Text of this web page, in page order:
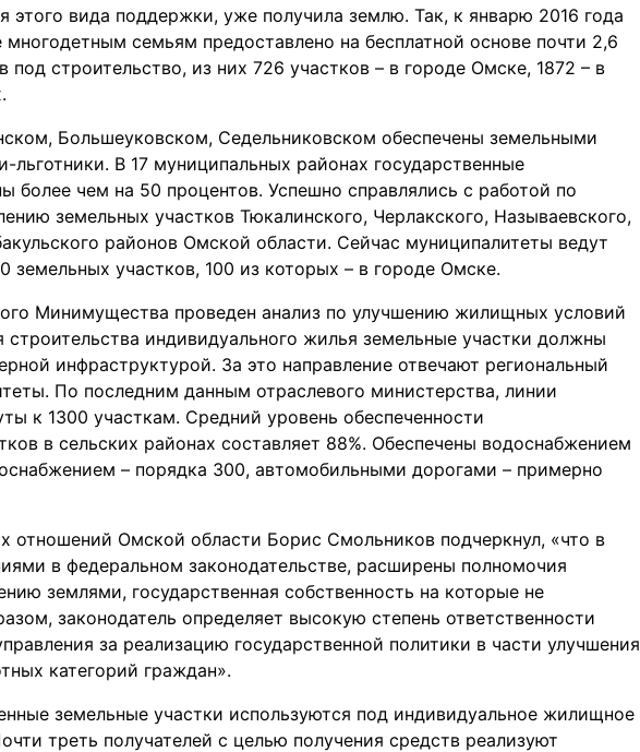
этого вида поддержки, уже получила землю. Так, к январю 2016 года
многодетным семьям предоставлено на бесплатной основе почти 2,6
под строительство, из них 726 участков – в городе Омске, 1872 – в
Большеуковском, Седельниковском обеспечены земельными
льготники. В 17 муниципальных районах государственные
более чем на 50 процентов. Успешно справлялись с работой по
земельных участков Тюкалинского, Черлакского, Называевского,
районов Омской области. Сейчас муниципалитеты ведут
земельных участков, 100 из которых – в городе Омске.
Минимущества проведен анализ по улучшению жилищных условий
индивидуального жилья земельные участки должны
инфраструктурой. За это направление отвечают региональный
По последним данным отраслевого министерства, линии
к 1300 участкам. Средний уровень обеспеченности
в сельских районах составляет 88%. Обеспечены водоснабжением
– порядка 300, автомобильными дорогами – примерно
отношений Омской области Борис Смольников подчеркнул, «что в
в федеральном законодательстве, расширены полномочия
землями, государственная собственность на которые не
законодатель определяет высокую степень ответственности
за реализацию государственной политики в части улучшения
категорий граждан».
земельные участки используются под индивидуальное жилищное
треть получателей с целью получения средств реализуют